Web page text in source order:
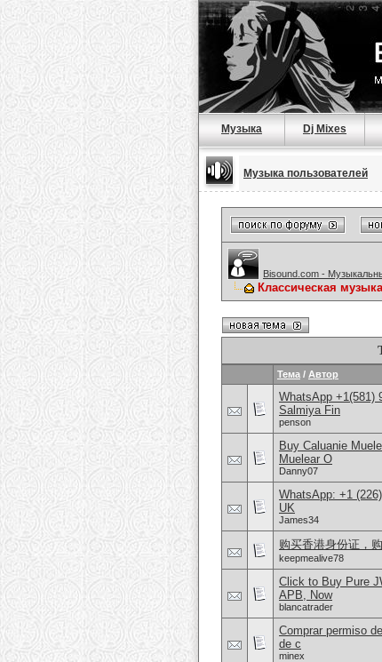
Музыка Dj Mixes
Музыка пользователей
Bisound.com -
Классическая музыка
Тема / Автор
WhatsApp +1(581)
Salmiya Fin
penson
Buy Caluanie
Muelear O
Danny07
WhatsApp: +1
UK
James34
购买香港身份证，
keepmealive78
Click to Buy Pure
APB, Now
blancatrader
Comprar permiso
de c
minex